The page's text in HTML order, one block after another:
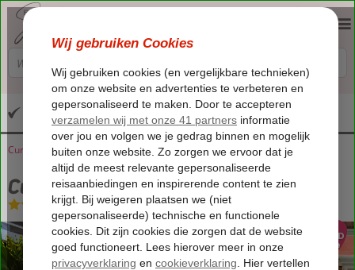
Altijd inclusief huurauto
Home
Curaçao Willemstad Curaçao Gardens at Kas di Laman
Curaçao Gardens at Kas di Laman
Logies-Appartement